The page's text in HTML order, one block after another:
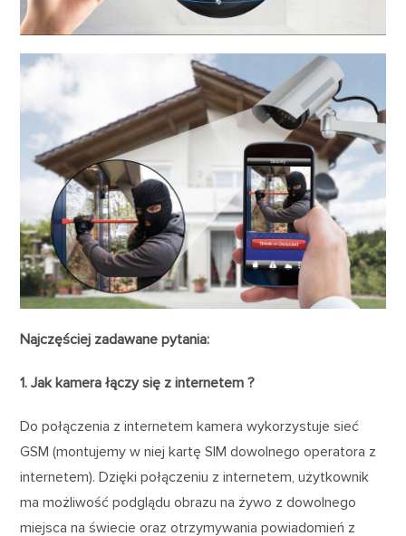
Najczęściej zadawane pytania:
1. Jak kamera łączy się z internetem ?
Do połączenia z internetem kamera wykorzystuje sieć
GSM (montujemy w niej kartę SIM dowolnego operatora z
internetem). Dzięki połączeniu z internetem, użytkownik
ma możliwość podglądu obrazu na żywo z dowolnego
miejsca na świecie oraz otrzymywania powiadomień z